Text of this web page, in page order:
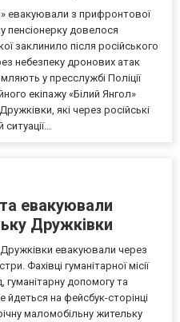
евакуювали з прифронтової
пенсіонерку довелося
заклинило після російського
небезпеку дронових атак
у пресслужбі Поліції
екіпажу «Білий Янгол»
які через російські
евакуювали
Дружківки
евакуювали через
Фахівці гуманітарної місії
гуманітарну допомогу та
на фейсбук-сторінці
маломобільну жительку